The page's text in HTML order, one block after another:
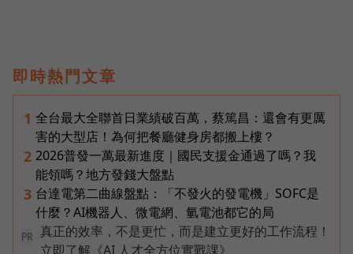
即時熱門文章
1 全台最大全聯首日業績破百萬，蔡篤昌：還會有更厲
害的大型店！為何把餐廳健身房都搬上樓？
2 2026普發一萬最新進度｜國民支援金通過了嗎？我
能領嗎？地方發錢大盤點
3 台達電第二曲線盤點：「不發火的發電機」SOFC是
什麼？AI機器人、微電網、氫電池都它的局
PR
真正的效率，不是更忙，而是建立更好的工作流程！
立即了解《AI 人才全方位實戰課》